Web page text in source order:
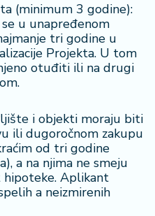
(minimum 3 godine):
u unapređenom
tri godine u
Projekta. U tom
otuđiti ili na drugi
i objekti moraju biti
ili dugoročnom zakupu
od tri godine
a na njima ne smeju
Aplikant
a neizmirenih